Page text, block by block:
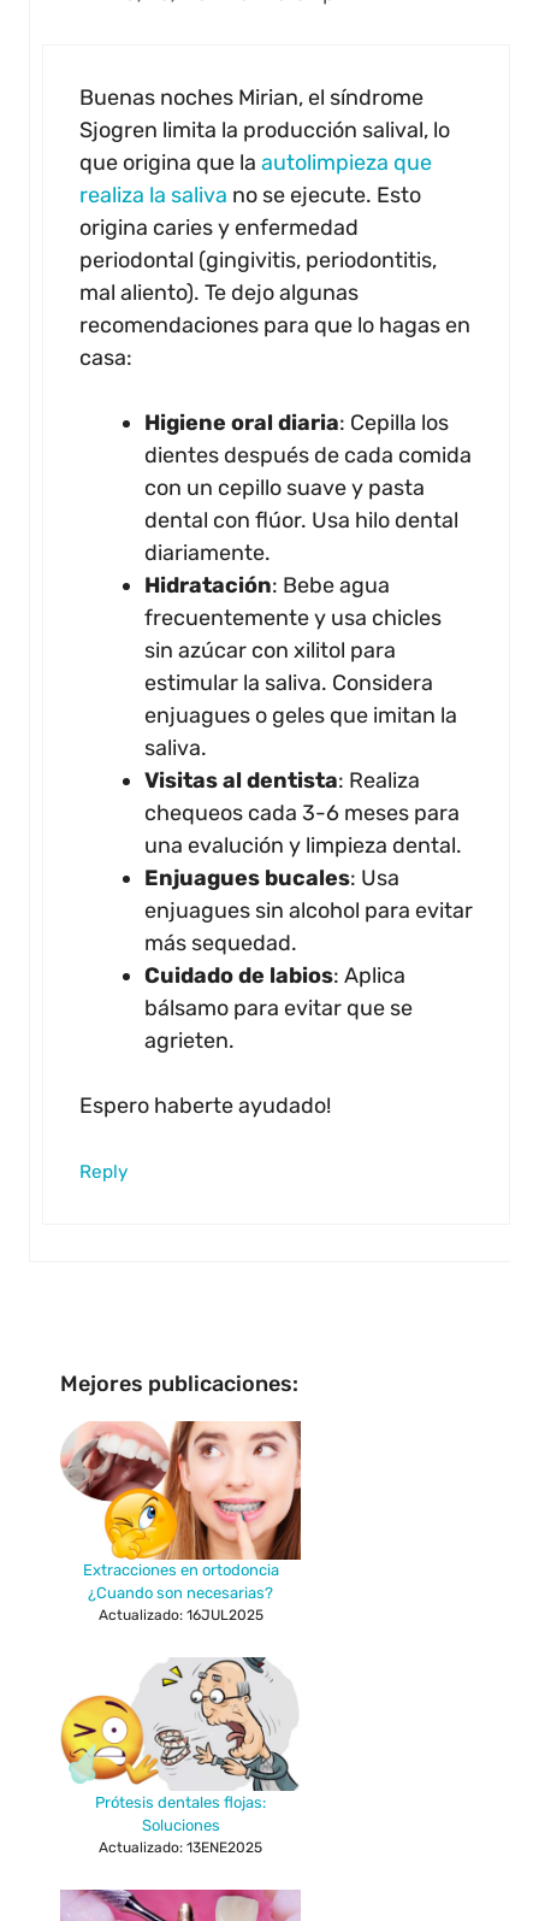
Buenas noches Mirian, el síndrome
Sjogren limita la producción salival, lo
que origina que la autolimpieza que
realiza la saliva no se ejecute. Esto
origina caries y enfermedad
periodontal (gingivitis, periodontitis,
mal aliento). Te dejo algunas
recomendaciones para que lo hagas en
casa:
Higiene oral diaria: Cepilla los
dientes después de cada comida
con un cepillo suave y pasta
dental con flúor. Usa hilo dental
diariamente.
Hidratación: Bebe agua
frecuentemente y usa chicles
sin azúcar con xilitol para
estimular la saliva. Considera
enjuagues o geles que imitan la
saliva.
Visitas al dentista: Realiza
chequeos cada 3-6 meses para
una evalución y limpieza dental.
Enjuagues bucales: Usa
enjuagues sin alcohol para evitar
más sequedad.
Cuidado de labios: Aplica
bálsamo para evitar que se
agrieten.
Espero haberte ayudado!
Reply
Mejores publicaciones:
Extracciones en ortodoncia
¿Cuando son necesarias?
Actualizado: 16JUL2025
Prótesis dentales flojas:
Soluciones
Actualizado: 13ENE2025